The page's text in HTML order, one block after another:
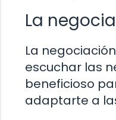
La
La
escuchar las
beneficioso
adaptarte a